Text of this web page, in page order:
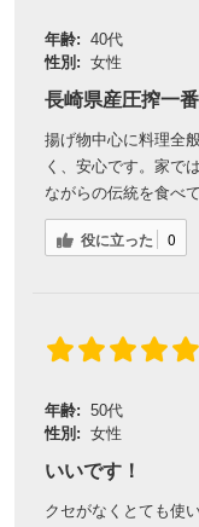
年齢: 40代
性別: 女性
長崎県産圧搾一
揚げ物中心に料理全
く、安心です。家で
ながらの伝統を食べ
役に立った 0
年齢: 50代
性別: 女性
いいです！
クセがなくとても使
利用条件：3,000
※他の
クーポ